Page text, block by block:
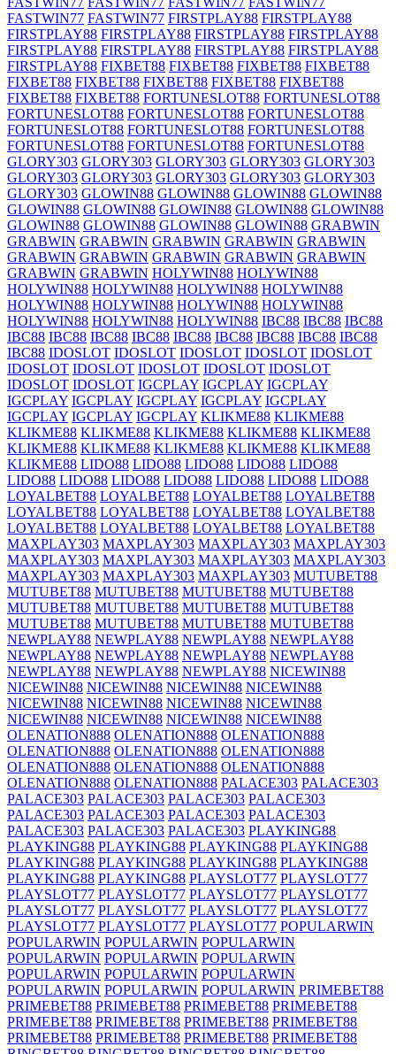
FASTWIN77 FASTWIN77 FIRSTPLAY88 FIRSTPLAY88
FIRSTPLAY88 FIRSTPLAY88 FIRSTPLAY88 FIRSTPLAY88
FIRSTPLAY88 FIRSTPLAY88 FIRSTPLAY88 FIRSTPLAY88
FIRSTPLAY88 FIXBET88 FIXBET88 FIXBET88 FIXBET88
FIXBET88 FIXBET88 FIXBET88 FIXBET88 FIXBET88
FIXBET88 FIXBET88 FORTUNESLOT88 FORTUNESLOT88
FORTUNESLOT88 FORTUNESLOT88 FORTUNESLOT88
FORTUNESLOT88 FORTUNESLOT88 FORTUNESLOT88
FORTUNESLOT88 FORTUNESLOT88 FORTUNESLOT88
GLORY303 GLORY303 GLORY303 GLORY303 GLORY303
GLORY303 GLORY303 GLORY303 GLORY303 GLORY303
GLORY303 GLOWIN88 GLOWIN88 GLOWIN88 GLOWIN88
GLOWIN88 GLOWIN88 GLOWIN88 GLOWIN88 GLOWIN88
GLOWIN88 GLOWIN88 GLOWIN88 GLOWIN88 GRABWIN
GRABWIN GRABWIN GRABWIN GRABWIN GRABWIN
GRABWIN GRABWIN GRABWIN GRABWIN GRABWIN
GRABWIN GRABWIN HOLYWIN88 HOLYWIN88
HOLYWIN88 HOLYWIN88 HOLYWIN88 HOLYWIN88
HOLYWIN88 HOLYWIN88 HOLYWIN88 HOLYWIN88
HOLYWIN88 HOLYWIN88 HOLYWIN88 IBC88 IBC88 IBC88
IBC88 IBC88 IBC88 IBC88 IBC88 IBC88 IBC88 IBC88 IBC88
IBC88 IDOSLOT IDOSLOT IDOSLOT IDOSLOT IDOSLOT
IDOSLOT IDOSLOT IDOSLOT IDOSLOT IDOSLOT
IDOSLOT IDOSLOT IGCPLAY IGCPLAY IGCPLAY
IGCPLAY IGCPLAY IGCPLAY IGCPLAY IGCPLAY
IGCPLAY IGCPLAY IGCPLAY KLIKME88 KLIKME88
KLIKME88 KLIKME88 KLIKME88 KLIKME88 KLIKME88
KLIKME88 KLIKME88 KLIKME88 KLIKME88 KLIKME88
KLIKME88 LIDO88 LIDO88 LIDO88 LIDO88 LIDO88
LIDO88 LIDO88 LIDO88 LIDO88 LIDO88 LIDO88 LIDO88
LOYALBET88 LOYALBET88 LOYALBET88 LOYALBET88
LOYALBET88 LOYALBET88 LOYALBET88 LOYALBET88
LOYALBET88 LOYALBET88 LOYALBET88 LOYALBET88
MAXPLAY303 MAXPLAY303 MAXPLAY303 MAXPLAY303
MAXPLAY303 MAXPLAY303 MAXPLAY303 MAXPLAY303
MAXPLAY303 MAXPLAY303 MAXPLAY303 MUTUBET88
MUTUBET88 MUTUBET88 MUTUBET88 MUTUBET88
MUTUBET88 MUTUBET88 MUTUBET88 MUTUBET88
MUTUBET88 MUTUBET88 MUTUBET88 MUTUBET88
NEWPLAY88 NEWPLAY88 NEWPLAY88 NEWPLAY88
NEWPLAY88 NEWPLAY88 NEWPLAY88 NEWPLAY88
NEWPLAY88 NEWPLAY88 NEWPLAY88 NICEWIN88
NICEWIN88 NICEWIN88 NICEWIN88 NICEWIN88
NICEWIN88 NICEWIN88 NICEWIN88 NICEWIN88
NICEWIN88 NICEWIN88 NICEWIN88 NICEWIN88
OLENATION888 OLENATION888 OLENATION888
OLENATION888 OLENATION888 OLENATION888
OLENATION888 OLENATION888 OLENATION888
OLENATION888 OLENATION888 PALACE303 PALACE303
PALACE303 PALACE303 PALACE303 PALACE303
PALACE303 PALACE303 PALACE303 PALACE303
PALACE303 PALACE303 PALACE303 PLAYKING88
PLAYKING88 PLAYKING88 PLAYKING88 PLAYKING88
PLAYKING88 PLAYKING88 PLAYKING88 PLAYKING88
PLAYKING88 PLAYKING88 PLAYSLOT77 PLAYSLOT77
PLAYSLOT77 PLAYSLOT77 PLAYSLOT77 PLAYSLOT77
PLAYSLOT77 PLAYSLOT77 PLAYSLOT77 PLAYSLOT77
PLAYSLOT77 PLAYSLOT77 PLAYSLOT77 POPULARWIN
POPULARWIN POPULARWIN POPULARWIN
POPULARWIN POPULARWIN POPULARWIN
POPULARWIN POPULARWIN POPULARWIN
POPULARWIN POPULARWIN POPULARWIN PRIMEBET88
PRIMEBET88 PRIMEBET88 PRIMEBET88 PRIMEBET88
PRIMEBET88 PRIMEBET88 PRIMEBET88 PRIMEBET88
PRIMEBET88 PRIMEBET88 PRIMEBET88 PRIMEBET88